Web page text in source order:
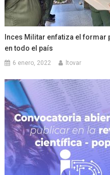
Inces Militar enfatiza el
en todo el país
6 enero, 2022 ltovar